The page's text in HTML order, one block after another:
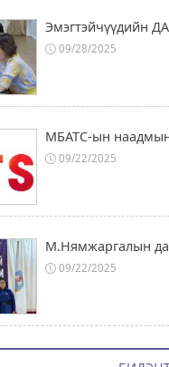
Эмэгтэйчүүдийн
09/28/2025
МБАТС-ын наадмын
09/22/2025
М.Нямжаргалын
09/22/2025